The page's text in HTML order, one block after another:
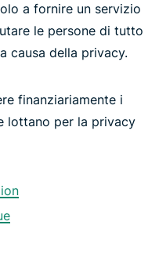
a fornire un servizio
le persone di tutto
causa della privacy.
finanziariamente i
lottano per la privacy